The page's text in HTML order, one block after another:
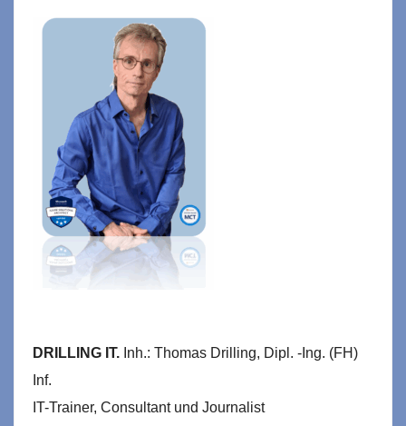
DRILLING IT. Inh.: Thomas Drilling, Dipl. -Ing. (FH)
Inf.
IT-Trainer, Consultant und Journalist